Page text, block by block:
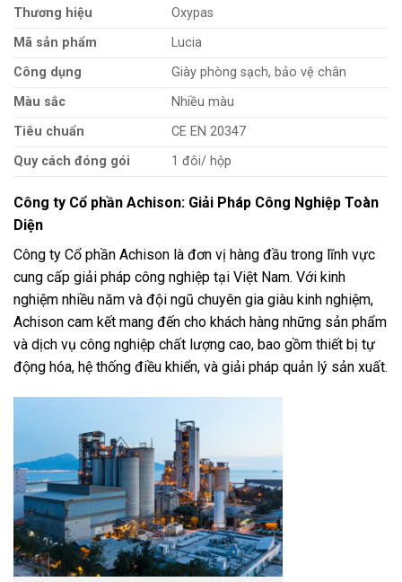
Thương hiệu
Oxypas
Mã sản phẩm
Lucia
Công dụng
Giày phòng sạch, bảo vệ chân
Màu sắc
Nhiều màu
Tiêu chuẩn
CE EN 20347
Quy cách đóng gói
1 đôi/ hộp
Công ty Cổ phần Achison: Giải Pháp Công Nghiệp Toàn
Diện
Công ty Cổ phần Achison là đơn vị hàng đầu trong lĩnh vực
cung cấp giải pháp công nghiệp tại Việt Nam. Với kinh
nghiệm nhiều năm và đội ngũ chuyên gia giàu kinh nghiệm,
Achison cam kết mang đến cho khách hàng những sản phẩm
và dịch vụ công nghiệp chất lượng cao, bao gồm thiết bị tự
động hóa, hệ thống điều khiển, và giải pháp quản lý sản xuất.